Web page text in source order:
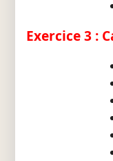
Exercice 3 :